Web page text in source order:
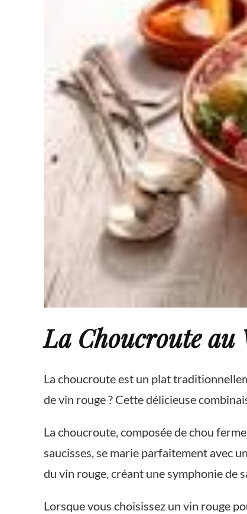
La Choucroute au
La choucroute est un plat
de vin rouge ? Cette délicieuse
La choucroute, composée de chou
saucisses, se marie parfaitement avec
du vin rouge, créant une symphonie de
Lorsque vous choisissez un vin rouge